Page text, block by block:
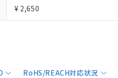
¥ 2,650
RoHS/REACH対応状況